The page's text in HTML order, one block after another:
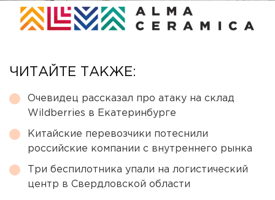
ЧИТАЙТЕ ТАКЖЕ:
Очевидец рассказал про атаку на склад
Wildberries в Екатеринбурге
Китайские перевозчики потеснили
российские компании с внутреннего рынка
Три беспилотника упали на логистический
центр в Свердловской области